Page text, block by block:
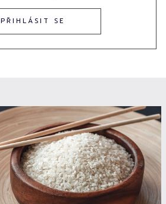
PŘIHLÁSIT SE